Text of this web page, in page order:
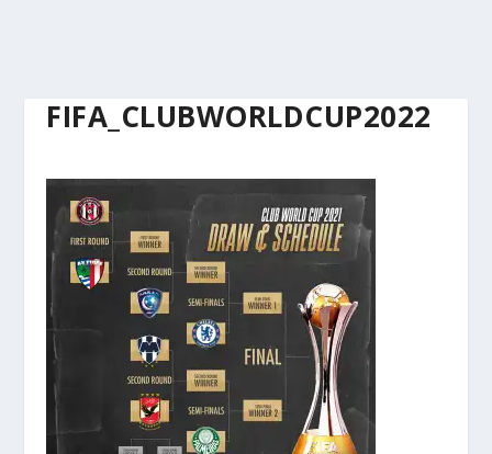
FIFA_CLUBWORLDCUP2022